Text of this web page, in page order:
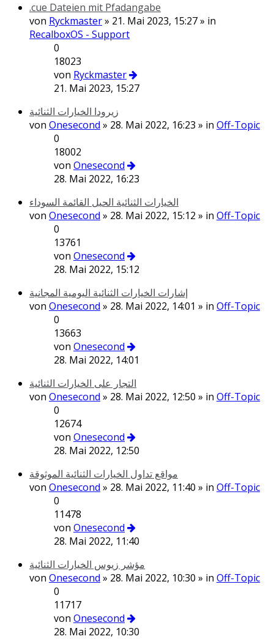
.cue Dateien mit Pfadangabe
von Ryckmaster» 21. Mai 2023, 15:27 » in
RecalboxOS - Support
0
18023
von Ryckmaster
21. Mai 2023, 15:27
زيرودا الخيارات الثنائية
von Onesecond » 28. Mai 2022, 16:23 » in Off-Topic
0
18002
von Onesecond
28. Mai 2022, 16:23
الخيارات الثنائية الحيل القائمة السوداء
von Onesecond » 28. Mai 2022, 15:12 » in Off-Topic
0
13761
von Onesecond
28. Mai 2022, 15:12
إشارات الخيارات الثنائية اليومية المجانية
von Onesecond » 28. Mai 2022, 14:01 » in Off-Topic
0
13663
von Onesecond
28. Mai 2022, 14:01
التجار على الخيارات الثنائية
von Onesecond » 28. Mai 2022, 12:50 » in Off-Topic
0
12674
von Onesecond
28. Mai 2022, 12:50
مواقع تداول الخيارات الثنائية الموثوقة
von Onesecond » 28. Mai 2022, 11:40 » in Off-Topic
0
11478
von Onesecond
28. Mai 2022, 11:40
مؤشر زيوس الخيارات الثنائية
von Onesecond » 28. Mai 2022, 10:30 » in Off-Topic
0
11717
von Onesecond
28. Mai 2022, 10:30